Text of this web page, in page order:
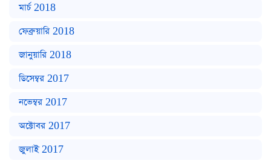
মার্চ 2018
ফেব্রুয়ারি 2018
জানুয়ারি 2018
ডিসেম্বর 2017
নভেম্বর 2017
অক্টোবর 2017
জুলাই 2017